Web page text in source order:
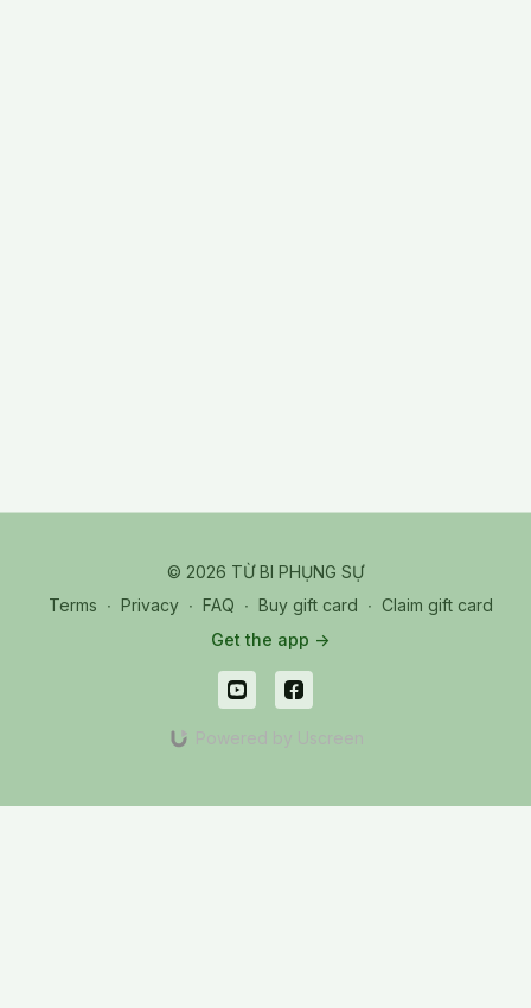
© 2026 TỪ BI PHỤNG SỰ
Terms ∙ Privacy ∙ FAQ ∙ Buy gift card ∙ Claim gift card
Get the app ->
Powered by Uscreen